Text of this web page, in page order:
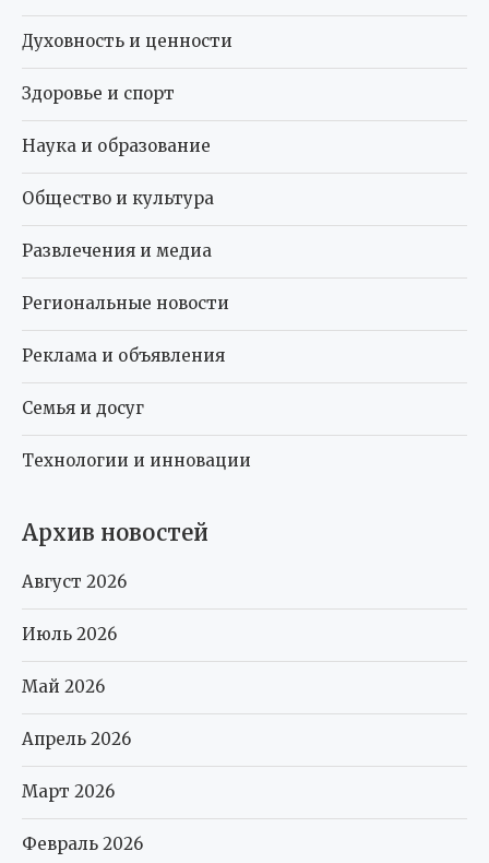
Духовность и ценности
Здоровье и спорт
Наука и образование
Общество и культура
Развлечения и медиа
Региональные новости
Реклама и объявления
Семья и досуг
Технологии и инновации
Архив новостей
Август 2026
Июль 2026
Май 2026
Апрель 2026
Март 2026
Февраль 2026